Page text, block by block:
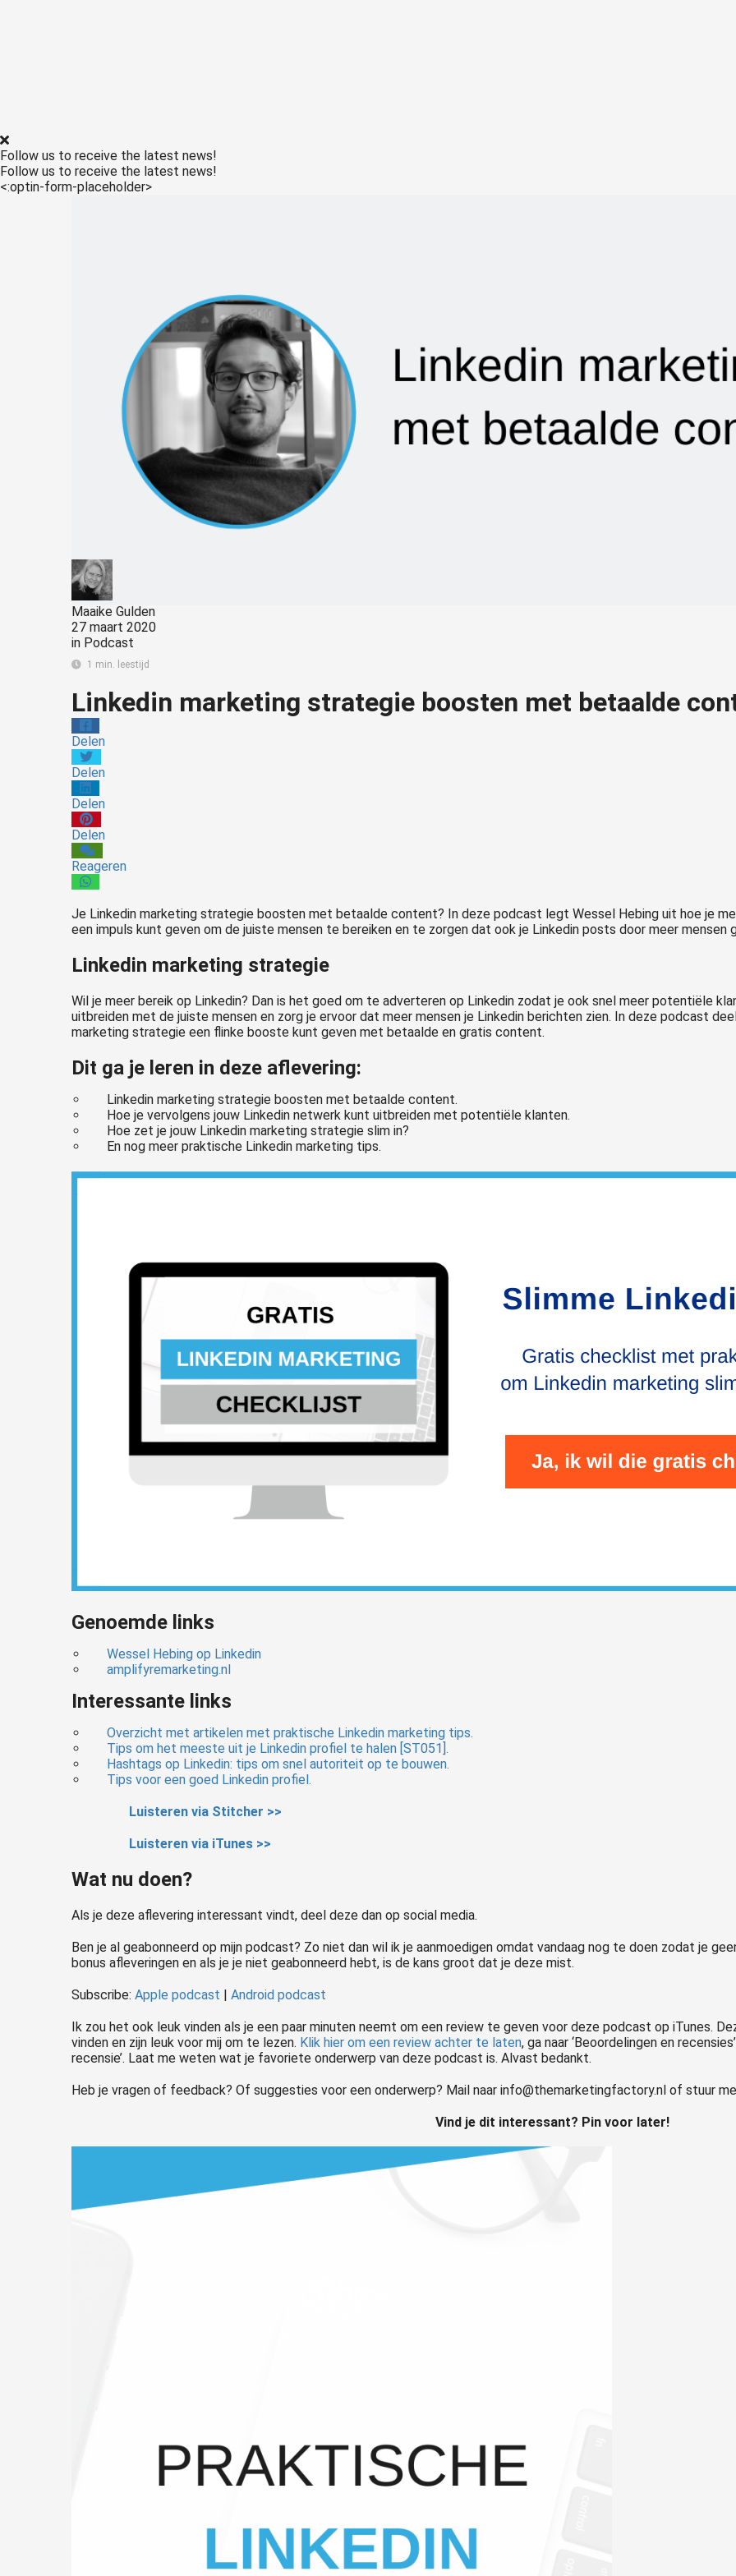
Follow us to receive the latest news!
Follow us to receive the latest news!
<:optin-form-placeholder>
Maaike Gulden
27 maart 2020
in Podcast
1 min. leestijd
Linkedin marketing strategie boosten met betaalde
Delen
Delen
Delen
Delen
Reageren
Je Linkedin marketing strategie boosten met betaalde content? In deze podcast legt Wessel Hebing uit hoe je
een impuls kunt geven om de juiste mensen te bereiken en te zorgen dat ook je Linkedin posts door meer mensen
Linkedin marketing strategie
Wil je meer bereik op Linkedin? Dan is het goed om te adverteren op Linkedin zodat je ook snel meer potentiële
uitbreiden met de juiste mensen en zorg je ervoor dat meer mensen je Linkedin berichten zien. In deze podcast
marketing strategie een flinke booste kunt geven met betaalde en gratis content.
Dit ga je leren in deze aflevering:
Linkedin marketing strategie boosten met betaalde content.
Hoe je vervolgens jouw Linkedin netwerk kunt uitbreiden met potentiële klanten.
Hoe zet je jouw Linkedin marketing strategie slim in?
En nog meer praktische Linkedin marketing tips.
Genoemde links
Wessel Hebing op Linkedin
amplifyremarketing.nl
Interessante links
Overzicht met artikelen met praktische Linkedin marketing tips.
Tips om het meeste uit je Linkedin profiel te halen [ST051].
Hashtags op Linkedin: tips om snel autoriteit op te bouwen.
Tips voor een goed Linkedin profiel.
Luisteren via Stitcher >>
Luisteren via iTunes >>
Wat nu doen?
Als je deze aflevering interessant vindt, deel deze dan op social media.
Ben je al geabonneerd op mijn podcast? Zo niet dan wil ik je aanmoedigen omdat vandaag nog te doen zodat je
bonus afleveringen en als je je niet geabonneerd hebt, is de kans groot dat je deze mist.
Subscribe: Apple podcast | Android podcast
Ik zou het ook leuk vinden als je een paar minuten neemt om een review te geven voor deze podcast op iTunes.
vinden en zijn leuk voor mij om te lezen. Klik hier om een review achter te laten, ga naar ‘Beoordelingen en
recensie’. Laat me weten wat je favoriete onderwerp van deze podcast is. Alvast bedankt.
Heb je vragen of feedback? Of suggesties voor een onderwerp? Mail naar info@themarketingfactory.nl of stuur
Vind je dit interessant? Pin voor later!